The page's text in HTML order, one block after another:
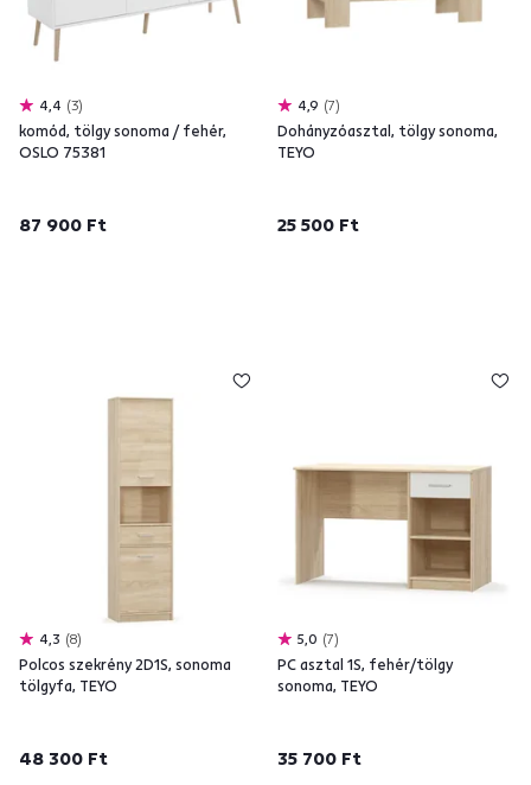
4,4 3
komód, tölgy sonoma / fehér,
OSLO 75381
87 900 Ft
4,9 7
Dohányzóasztal, tölgy sonoma,
TEYO
25 500 Ft
4,3 8
Polcos szekrény 2D1S, sonoma
tölgyfa, TEYO
48 300 Ft
5,0 7
PC asztal 1S, fehér/tölgy
sonoma, TEYO
35 700 Ft